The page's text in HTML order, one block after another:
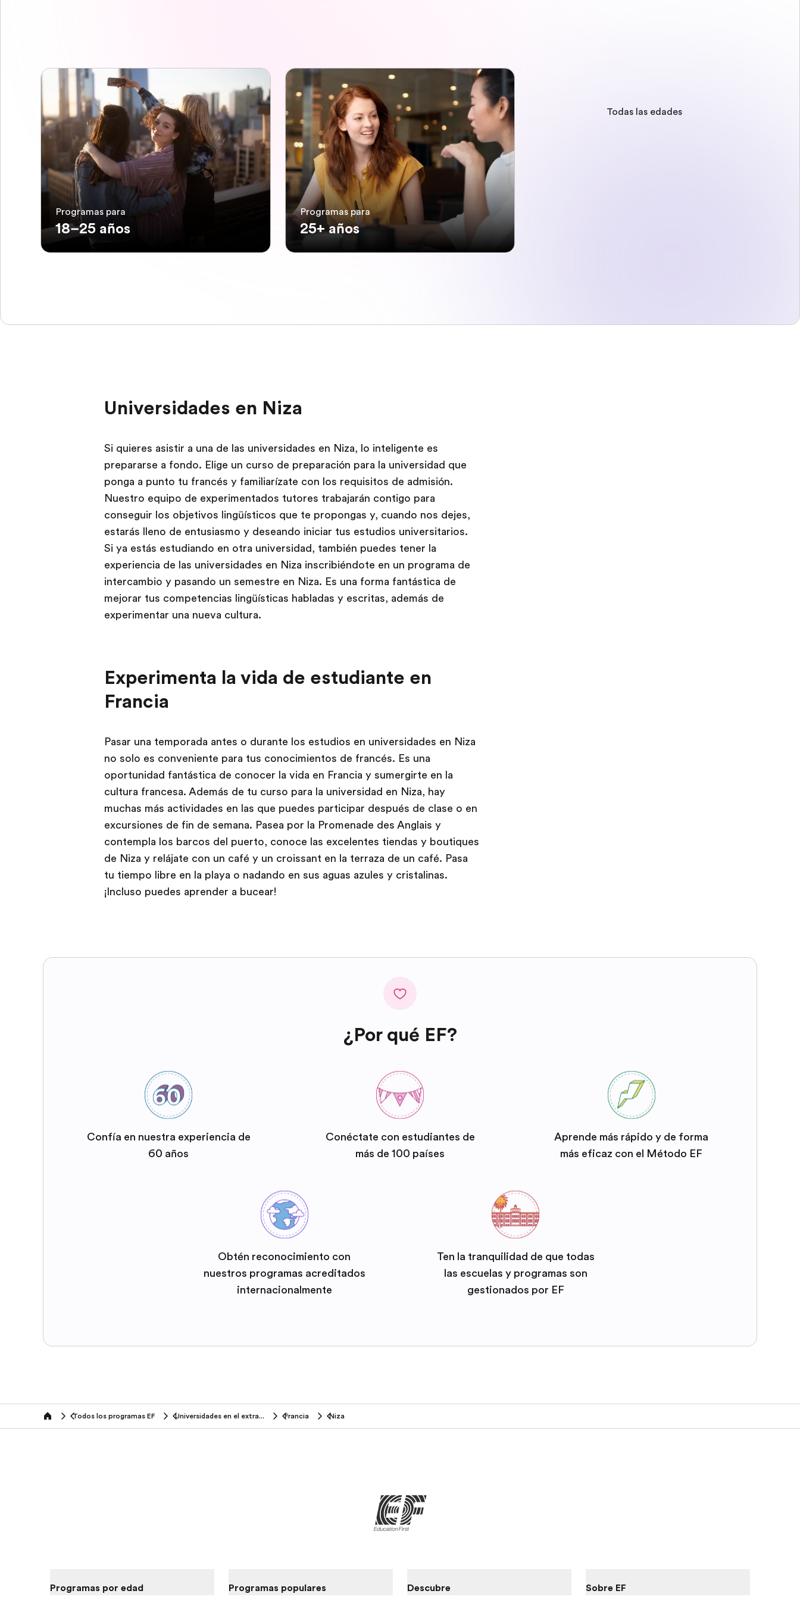
Programas para
18–25 años
Programas para
25+ años
Todas las edades
Universidades en Niza
Si quieres asistir a una de las universidades en Niza, lo inteligente es
prepararse a fondo. Elige un curso de preparación para la universidad que
ponga a punto tu francés y familiarízate con los requisitos de admisión.
Nuestro equipo de experimentados tutores trabajarán contigo para
conseguir los objetivos lingüísticos que te propongas y, cuando nos dejes,
estarás lleno de entusiasmo y deseando iniciar tus estudios universitarios.
Si ya estás estudiando en otra universidad, también puedes tener la
experiencia de las universidades en Niza inscribiéndote en un programa de
intercambio y pasando un semestre en Niza. Es una forma fantástica de
mejorar tus competencias lingüísticas habladas y escritas, además de
experimentar una nueva cultura.
Experimenta la vida de estudiante en
Francia
Pasar una temporada antes o durante los estudios en universidades en Niza
no solo es conveniente para tus conocimientos de francés. Es una
oportunidad fantástica de conocer la vida en Francia y sumergirte en la
cultura francesa. Además de tu curso para la universidad en Niza, hay
muchas más actividades en las que puedes participar después de clase o en
excursiones de fin de semana. Pasea por la Promenade des Anglais y
contempla los barcos del puerto, conoce las excelentes tiendas y boutiques
de Niza y relájate con un café y un croissant en la terraza de un café. Pasa
tu tiempo libre en la playa o nadando en sus aguas azules y cristalinas.
¡Incluso puedes aprender a bucear!
¿Por qué EF?
Confía en nuestra experiencia de
60 años
Conéctate con estudiantes de
más de 100 países
Aprende más rápido y de forma
más eficaz con el Método EF
Obtén reconocimiento con
nuestros programas acreditados
internacionalmente
Ten la tranquilidad de que todas
las escuelas y programas son
gestionados por EF
home Todos los programas EF Universidades en el extranjero Francia Niza
Programas por edad Programas populares Descubre Sobre EF